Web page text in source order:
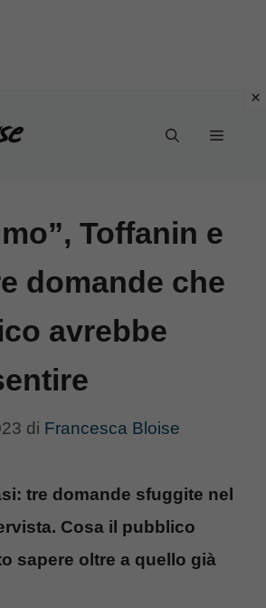
Menu
Toffanin e
domande che
avrebbe
di Francesca Bloise
tre domande sfuggite nel
Cosa il pubblico
sapere oltre a quello già